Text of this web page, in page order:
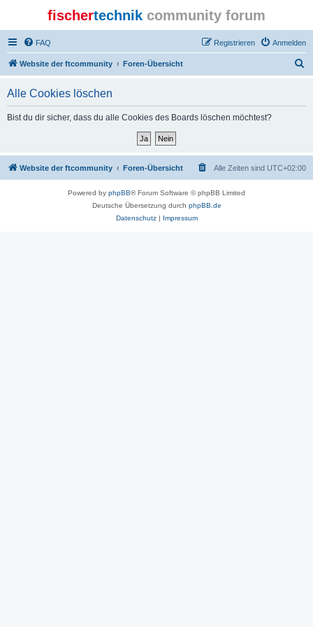
fischertechnik community forum
FAQ Anmelden
Registrieren
Website der ftcommunity Foren-Übersicht
Alle Cookies löschen
Bist du dir sicher, dass du alle Cookies des Boards löschen möchtest?
Website der ftcommunity Foren-Übersicht Alle Zeiten sind UTC+02:00
Powered by phpBB® Forum Software © phpBB Limited
Deutsche Übersetzung durch phpBB.de
Datenschutz| Impressum